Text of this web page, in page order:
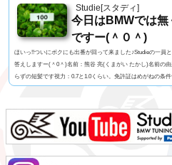
Studie[スタディ]
今日はBMWでは
ですー(＾０＾)
ほいっ!!ついにボクにも出番が回って来ました♪Studieの一員
答えしますー(＾0＾)名前：熊谷 亮(くまがい たかし)名前の
らずの短髪です視力：0.7と1.0くらい。免許証はめがねの条